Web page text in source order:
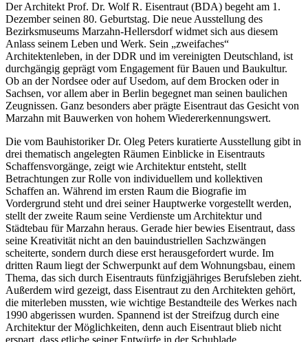
Der Architekt Prof. Dr. Wolf R. Eisentraut (BDA) begeht am 1.
Dezember seinen 80. Geburtstag. Die neue Ausstellung des
Bezirksmuseums Marzahn-Hellersdorf widmet sich aus diesem
Anlass seinem Leben und Werk. Sein „zweifaches“
Architektenleben, in der DDR und im vereinigten Deutschland, ist
durchgängig geprägt vom Engagement für Bauen und Baukultur.
Ob an der Nordsee oder auf Usedom, auf dem Brocken oder in
Sachsen, vor allem aber in Berlin begegnet man seinen baulichen
Zeugnissen. Ganz besonders aber prägte Eisentraut das Gesicht von
Marzahn mit Bauwerken von hohem Wiedererkennungswert.
Die vom Bauhistoriker Dr. Oleg Peters kuratierte Ausstellung gibt in
drei thematisch angelegten Räumen Einblicke in Eisentrauts
Schaffensvorgänge, zeigt wie Architektur entsteht, stellt
Betrachtungen zur Rolle von individuellem und kollektiven
Schaffen an. Während im ersten Raum die Biografie im
Vordergrund steht und drei seiner Hauptwerke vorgestellt werden,
stellt der zweite Raum seine Verdienste um Architektur und
Städtebau für Marzahn heraus. Gerade hier bewies Eisentraut, dass
seine Kreativität nicht an den bauindustriellen Sachzwängen
scheiterte, sondern durch diese erst herausgefordert wurde. Im
dritten Raum liegt der Schwerpunkt auf dem Wohnungsbau, einem
Thema, das sich durch Eisentrauts fünfzigjähriges Berufsleben zieht.
Außerdem wird gezeigt, dass Eisentraut zu den Architekten gehört,
die miterleben mussten, wie wichtige Bestandteile des Werkes nach
1990 abgerissen wurden. Spannend ist der Streifzug durch eine
Architektur der Möglichkeiten, denn auch Eisentraut blieb nicht